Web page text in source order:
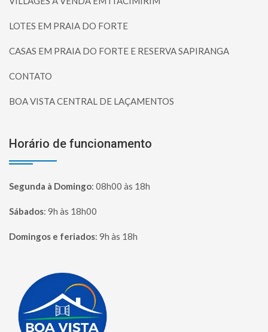
LOTES EM PRAIA DO FORTE
CASAS EM PRAIA DO FORTE E RESERVA SAPIRANGA
CONTATO
BOA VISTA CENTRAL DE LAÇAMENTOS
Horário de funcionamento
Segunda à Domingo: 08h00 às 18h
Sábados: 9h às 18h00
Domingos e feriados: 9h às 18h
Página inicial